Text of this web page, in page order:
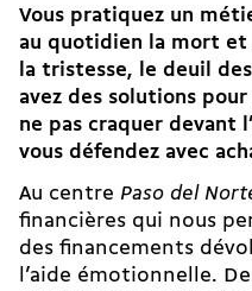
Vous pratiquez un
au quotidien la mort
la tristesse, le deuil
avez des solutions
ne pas craquer devant
vous défendez avec
Au centre Paso del
financières qui nous
des financements
l’aide émotionnelle.